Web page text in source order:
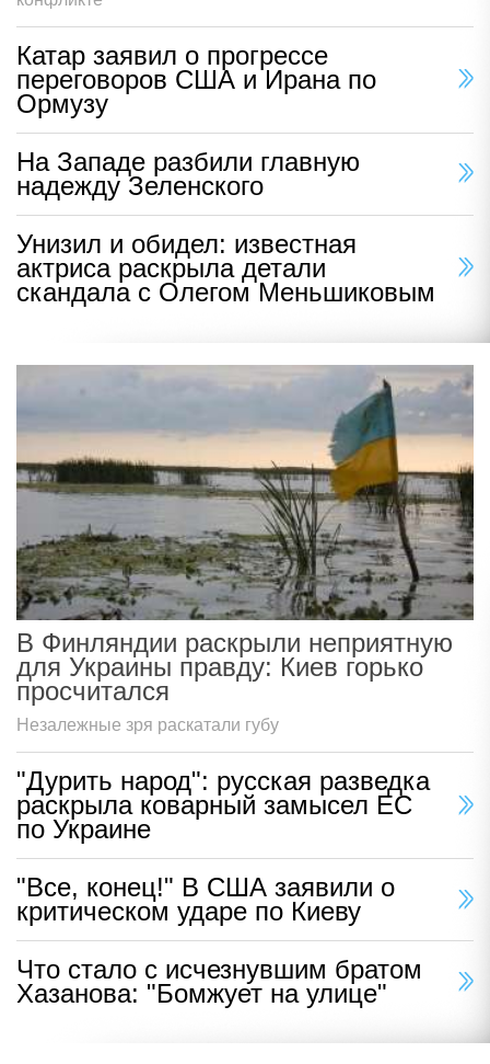
Катар заявил о прогрессе
переговоров США и Ирана по
Ормузу
На Западе разбили главную
надежду Зеленского
Унизил и обидел: известная
актриса раскрыла детали
скандала с Олегом Меньшиковым
В Финляндии раскрыли неприятную
для Украины правду: Киев горько
просчитался
Незалежные зря раскатали губу
"Дурить народ": русская разведка
раскрыла коварный замысел ЕС
по Украине
"Все, конец!" В США заявили о
критическом ударе по Киеву
Что стало с исчезнувшим братом
Хазанова: "Бомжует на улице"